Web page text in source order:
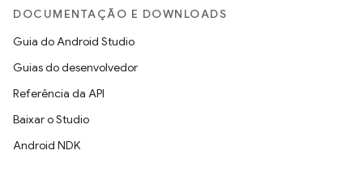
DOCUMENTAÇÃO E DOWNLOADS
Guia do Android Studio
Guias do desenvolvedor
Referência da API
Baixar o Studio
Android NDK